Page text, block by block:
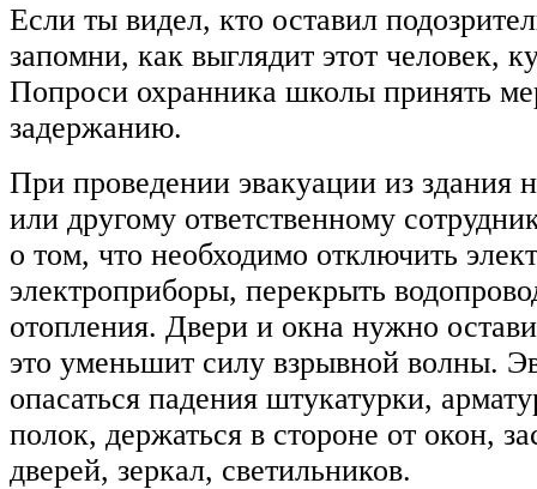
Если ты видел, кто оставил
запомни, как выглядит этот человек,
Попроси охранника школы принять
задержанию.
При проведении эвакуации из здания
или другому ответственному
о том, что необходимо отключить
электроприборы, перекрыть
отопления. Двери и окна нужно
это уменьшит силу взрывной волны.
опасаться падения штукатурки,
полок, держаться в стороне от окон,
дверей, зеркал, светильников.